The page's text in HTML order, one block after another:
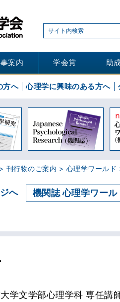
案内 学会賞 助
方へ 心理学に興味のある方へ
刊行物のご案内 心理学ワールド
へ 機関誌 心理学ワー
学文学部心理学科 専任講